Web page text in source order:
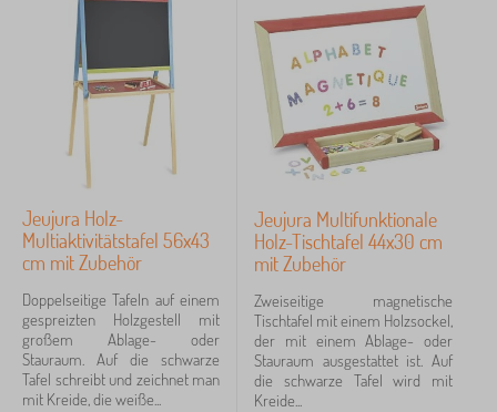
Jeujura Holz-
Multiaktivitätstafel 56x43
cm mit Zubehör
Doppelseitige Tafeln auf einem
gespreizten Holzgestell mit
großem Ablage- oder
Stauraum. Auf die schwarze
Tafel schreibt und zeichnet man
mit Kreide, die weiße...
Jeujura Multifunktionale
Holz-Tischtafel 44x30 cm
mit Zubehör
Zweiseitige magnetische
Tischtafel mit einem Holzsockel,
der mit einem Ablage- oder
Stauraum ausgestattet ist. Auf
die schwarze Tafel wird mit
Kreide...